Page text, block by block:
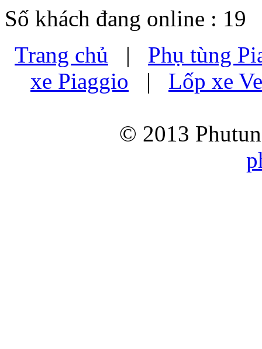
Số khách đang online : 19
Trang chủ | Phụ tùng
xe Piaggio | Lốp xe
© 2013